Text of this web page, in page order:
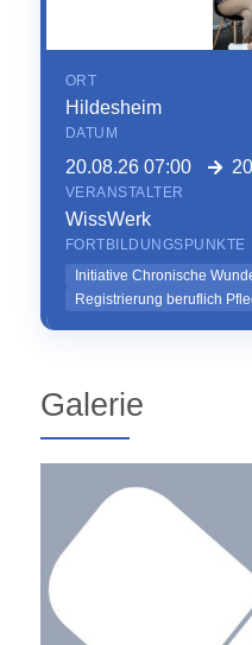
ORT
Hildesheim
DATUM
20.08.26 07:00
VERANSTALTER
WissWerk
FORTBILDUNGSPUNKTE
Initiative Chronische
Registrierung beruflich
Galerie